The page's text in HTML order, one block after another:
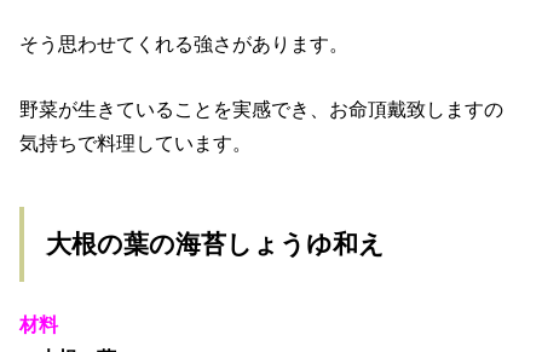
そう思わせてくれる強さがあります。
野菜が生きていることを実感でき、お命頂戴致しますの
気持ちで料理しています。
大根の葉の海苔しょうゆ和え
材料